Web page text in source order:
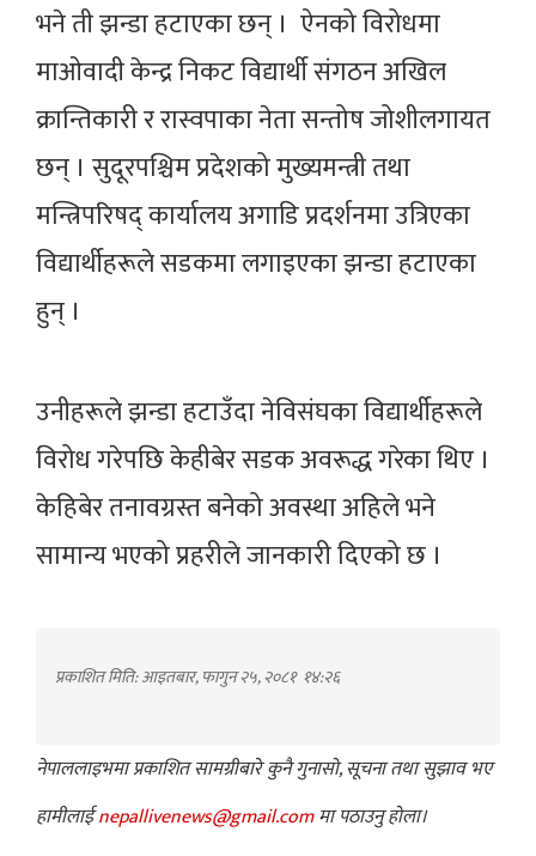
भने ती झन्डा हटाएका छन् । ऐनको विरोधमा
माओवादी केन्द्र निकट विद्यार्थी संगठन अखिल
क्रान्तिकारी र रास्वपाका नेता सन्तोष जोशीलगायत
छन् । सुदूरपश्चिम प्रदेशको मुख्यमन्त्री तथा
मन्त्रिपरिषद् कार्यालय अगाडि प्रदर्शनमा उत्रिएका
विद्यार्थीहरूले सडकमा लगाइएका झन्डा हटाएका
हुन् ।
उनीहरूले झन्डा हटाउँदा नेविसंघका विद्यार्थीहरूले
विरोध गरेपछि केहीबेर सडक अवरूद्ध गरेका थिए ।
केहिबेर तनावग्रस्त बनेको अवस्था अहिले भने
सामान्य भएको प्रहरीले जानकारी दिएको छ ।
प्रकाशित मिति: आइतबार, फागुन २५, २०८१ १४:२६
नेपाललाइभमा प्रकाशित सामग्रीबारे कुनै गुनासो, सूचना तथा सुझाव भए
हामीलाईnepallivenews@gmail.comमा पठाउनु होला।